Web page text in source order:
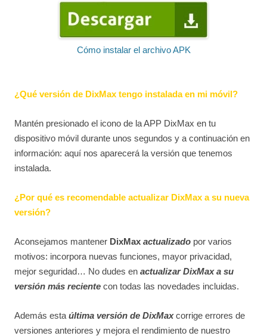
Cómo instalar el archivo APK
¿Qué versión de DixMax tengo instalada en mi móvil?
Mantén presionado el icono de la APP DixMax en tu
dispositivo móvil durante unos segundos y a continuación en
información: aquí nos aparecerá la versión que tenemos
instalada.
¿Por qué es recomendable actualizar DixMax a su nueva
versión?
Aconsejamos mantener DixMax actualizado por varios
motivos: incorpora nuevas funciones, mayor privacidad,
mejor seguridad… No dudes en actualizar DixMax a su
versión más reciente con todas las novedades incluidas.
Además esta última versión de DixMaxcorrige errores de
versiones anteriores y mejora el rendimiento de nuestro